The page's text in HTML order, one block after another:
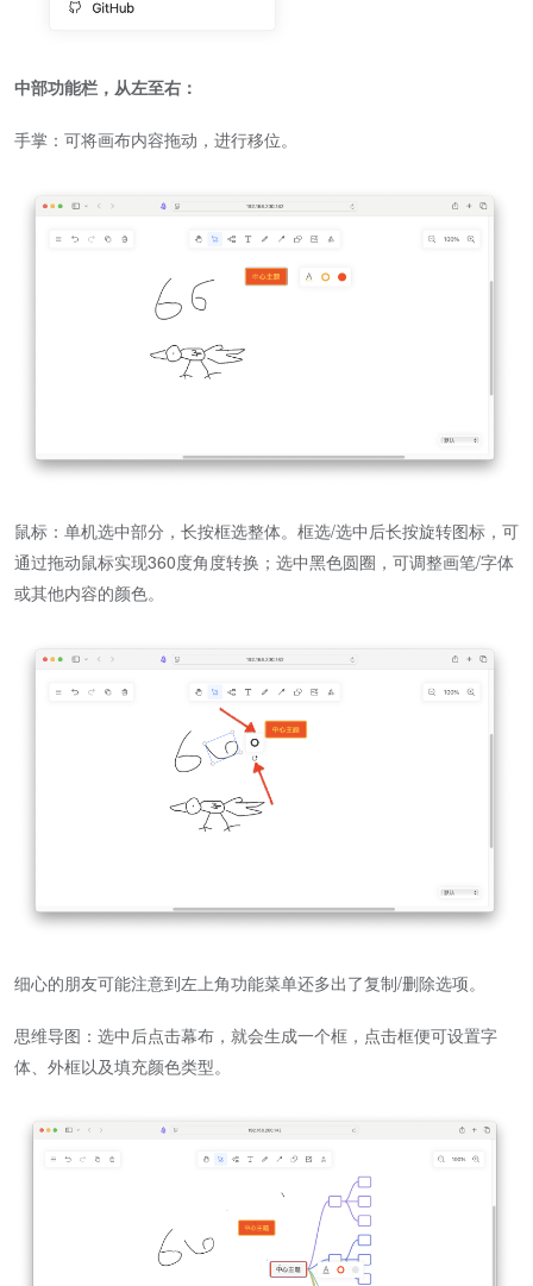
中部功能栏，从左至右：
手掌：可将画布内容拖动，进行移位。
鼠标：单机选中部分，长按框选整体。框选/选中后长按旋转图标，可
通过拖动鼠标实现360度角度转换；选中黑色圆圈，可调整画笔/字体
或其他内容的颜色。
细心的朋友可能注意到左上角功能菜单还多出了复制/删除选项。
思维导图：选中后点击幕布，就会生成一个框，点击框便可设置字
体、外框以及填充颜色类型。